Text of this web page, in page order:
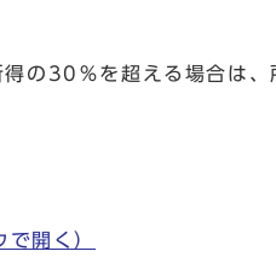
30％を超える場合は、
で開く）